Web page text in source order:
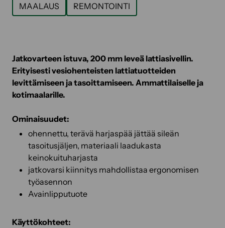
MAALAUS REMONTOINTI
Jatkovarteen istuva, 200 mm leveä lattiasivellin.
Erityisesti vesiohenteisten lattiatuotteiden
levittämiseen ja tasoittamiseen. Ammattilaiselle ja
kotimaalarille.
Ominaisuudet:
ohennettu, terävä harjaspää jättää sileän
tasoitusjäljen, materiaali laadukasta
keinokuituharjasta
jatkovarsi kiinnitys mahdollistaa ergonomisen
työasennon
Avainlipputuote
Käyttökohteet: